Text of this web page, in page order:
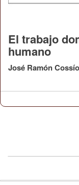
El trabajo
humano
José Ramón